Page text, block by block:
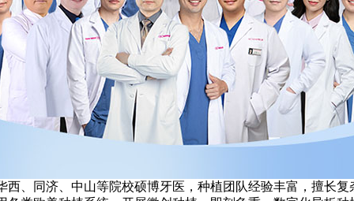
西、同济、中山等院校硕博牙医，种植团队经验丰富，擅长复